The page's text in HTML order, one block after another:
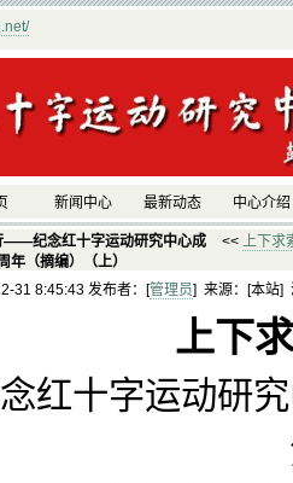
新闻中心 最新动态 中心介绍
——纪念红十字运动研究中心成
年（摘编）（上）
<< 上下求
31 8:45:43 发布者：[管理员] 来源：[本站]
上下
红十字运动研究